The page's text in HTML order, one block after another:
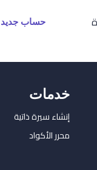
حساب جديد
خدمات
إنشاء سيرة ذاتية
محرر الأكواد